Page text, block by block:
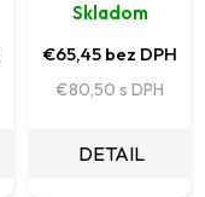
Leaftron
Skladom
€65,45 bez DPH
€80,50
DETAIL